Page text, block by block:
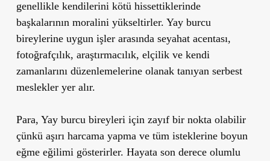
genellikle kendilerini kötü hissettiklerinde
başkalarının moralini yükseltirler. Yay burcu
bireylerine uygun işler arasında seyahat acentası,
fotoğrafçılık, araştırmacılık, elçilik ve kendi
zamanlarını düzenlemelerine olanak tanıyan serbest
meslekler yer alır.
Para, Yay burcu bireyleri için zayıf bir nokta olabilir
çünkü aşırı harcama yapma ve tüm isteklerine boyun
eğme eğilimi gösterirler. Hayata son derece olumlu